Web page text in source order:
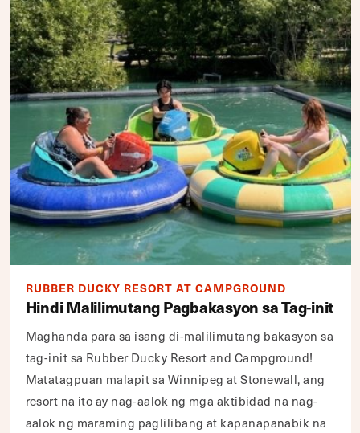
RUBBER DUCKY RESORT AT CAMPGROUND
Hindi Malilimutang Pagbakasyon sa Tag-init
Maghanda para sa isang di-malilimutang bakasyon sa
tag-init sa Rubber Ducky Resort and Campground!
Matatagpuan malapit sa Winnipeg at Stonewall, ang
resort na ito ay nag-aalok ng mga aktibidad na nag-
aalok ng maraming paglilibang at kapanapanabik na